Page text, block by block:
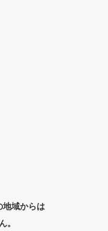
地域からは
。